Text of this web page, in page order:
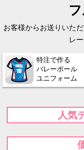
お客様からお送りいた
レ
特注で作る
バレーボール
ユニフォーム
人気